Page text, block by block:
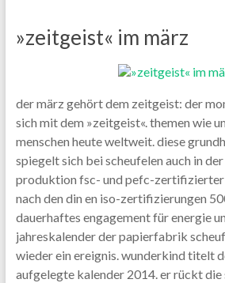
»zeitgeist« im märz
der märz gehört dem zeitgeist: der
sich mit dem »zeitgeist«. themen wie
menschen heute weltweit. diese
spiegelt sich bei scheufelen auch in
produktion fsc- und pefc-zertifizierter
nach den din en iso-zertifizierungen
dauerhaftes engagement für energie
jahreskalender der papierfabrik
wieder ein ereignis. wunderkind titelt
aufgelegte kalender 2014. er rückt die